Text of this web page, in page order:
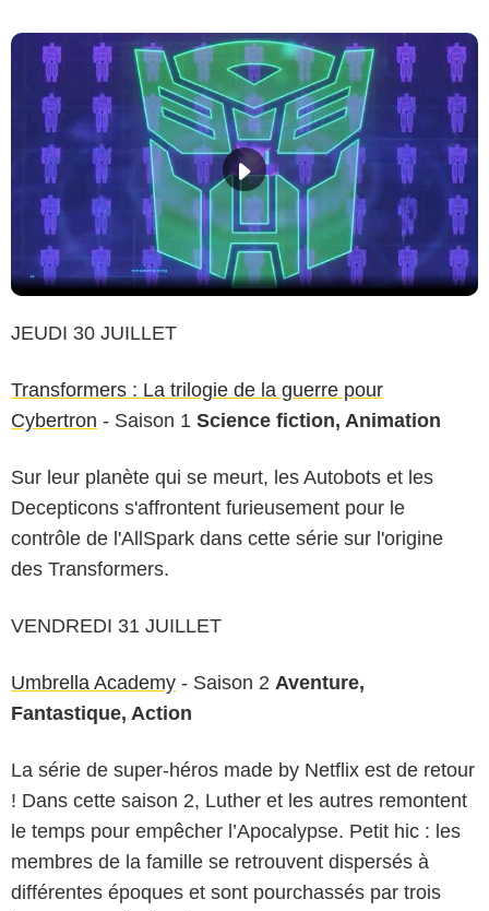
JEUDI 30 JUILLET
Transformers : La trilogie de la guerre pour
Cybertron - Saison 1 Science fiction, Animation
Sur leur planète qui se meurt, les Autobots et les
Decepticons s'affrontent furieusement pour le
contrôle de l'AllSpark dans cette série sur l'origine
des Transformers.
VENDREDI 31 JUILLET
Umbrella Academy - Saison 2 Aventure,
Fantastique, Action
La série de super-héros made by Netflix est de retour
! Dans cette saison 2, Luther et les autres remontent
le temps pour empêcher l’Apocalypse. Petit hic : les
membres de la famille se retrouvent dispersés à
différentes époques et sont pourchassés par trois